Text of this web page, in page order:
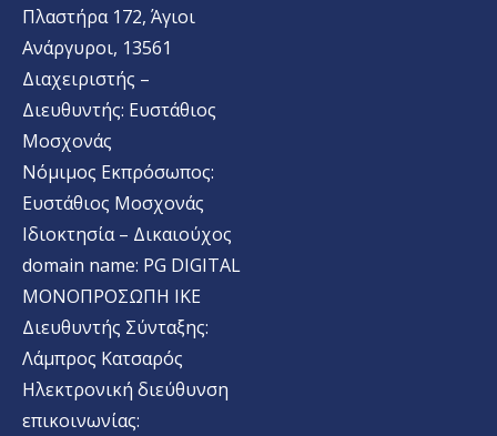
Πλαστήρα 172, Άγιοι
Ανάργυροι, 13561
Διαχειριστής –
Διευθυντής: Ευστάθιος
Μοσχονάς
Νόμιμος Εκπρόσωπος:
Ευστάθιος Μοσχονάς
Ιδιοκτησία – Δικαιούχος
domain name: PG DIGITAL
MONΟΠΡΟΣΩΠΗ ΙΚΕ
Διευθυντής Σύνταξης:
Λάμπρος Κατσαρός
Ηλεκτρονική διεύθυνση
επικοινωνίας: